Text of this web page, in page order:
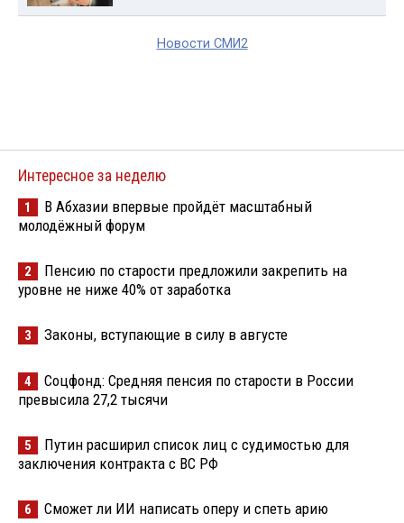
Новости СМИ2
Интересное за неделю
1
В Абхазии впервые пройдёт масштабный
молодёжный форум
2
Пенсию по старости предложили закрепить на
уровне не ниже 40% от заработка
3 Законы, вступающие в силу в августе
4
Соцфонд: Средняя пенсия по старости в России
превысила 27,2 тысячи
5
Путин расширил список лиц с судимостью для
заключения контракта с ВС РФ
6 Сможет ли ИИ написать оперу и спеть арию